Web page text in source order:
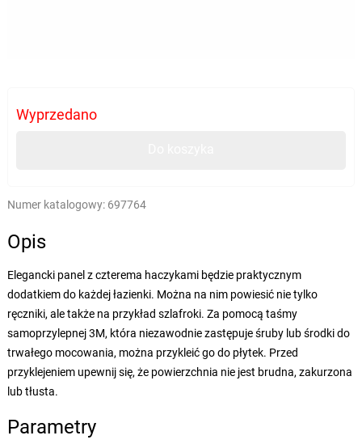
Wyprzedano
Numer katalogowy: 697764
Opis
Elegancki panel z czterema haczykami będzie praktycznym
dodatkiem do każdej łazienki. Można na nim powiesić nie tylko
ręczniki, ale także na przykład szlafroki. Za pomocą taśmy
samoprzylepnej 3M, która niezawodnie zastępuje śruby lub środki do
trwałego mocowania, można przykleić go do płytek. Przed
przyklejeniem upewnij się, że powierzchnia nie jest brudna, zakurzona
lub tłusta.
Parametry